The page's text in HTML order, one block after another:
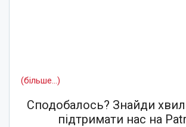
(більше…)
Сподобалось? Знайди
підтримати нас на